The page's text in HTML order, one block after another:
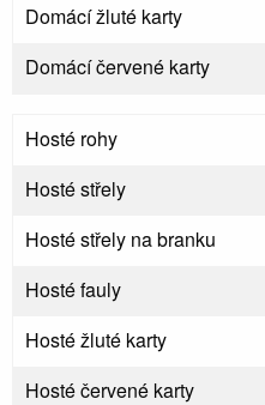
Domácí žluté karty
Domácí červené karty
Hosté rohy
Hosté střely
Hosté střely na branku
Hosté fauly
Hosté žluté karty
Hosté červené karty